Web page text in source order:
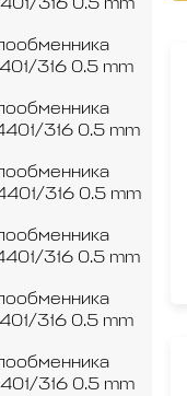
316 0.5 mm
316 0.5 mm
316 0.5 mm
316 0.5 mm
316 0.5 mm
316 0.5 mm